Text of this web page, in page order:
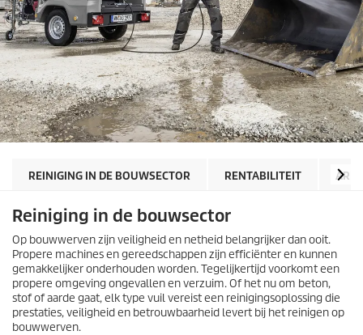
REINIGING IN DE BOUWSECTOR RENTABILITEIT
Reiniging in de bouwsector
Op bouwwerven zijn veiligheid en netheid belangrijker dan ooit.
Propere machines en gereedschappen zijn efficiënter en kunnen
gemakkelijker onderhouden worden. Tegelijkertijd voorkomt een
propere omgeving ongevallen en verzuim. Of het nu om beton,
stof of aarde gaat, elk type vuil vereist een reinigingsoplossing die
prestaties, veiligheid en betrouwbaarheid levert bij het reinigen op
bouwwerven.